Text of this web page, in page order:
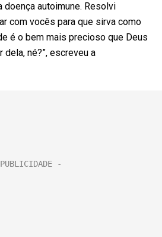
autoimune. Resolvi
com vocês para que sirva como
é o bem mais precioso que Deus
dela, né?”, escreveu a